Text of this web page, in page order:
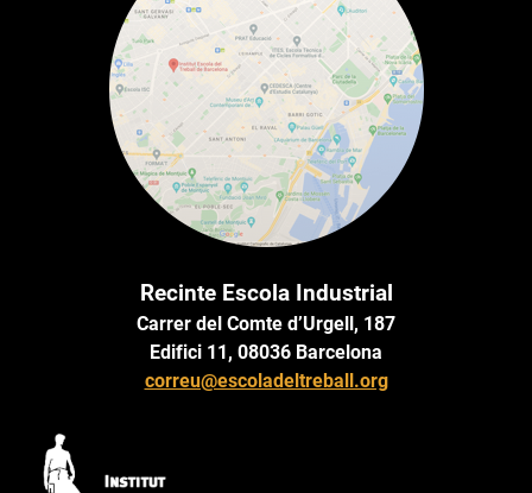
Recinte Escola Industrial
Carrer del Comte d’Urgell, 187
Edifici 11, 08036 Barcelona
correu@escoladeltreball.org